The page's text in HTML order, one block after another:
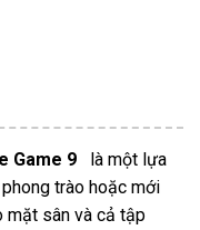
Game 9
là một lựa
trào hoặc mới
mặt sân và cả tập